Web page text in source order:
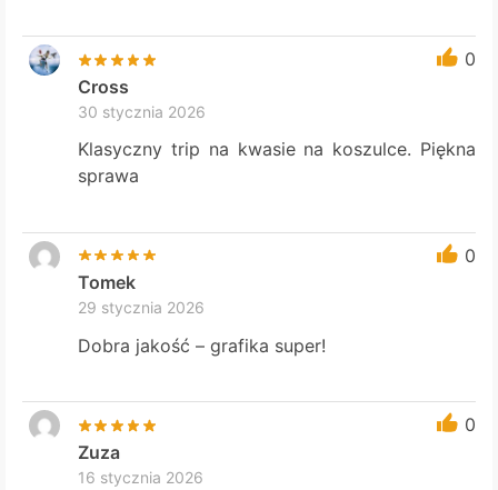
0
Cross
30 stycznia 2026
Klasyczny trip na kwasie na koszulce. Piękna
sprawa
0
Tomek
29 stycznia 2026
Dobra jakość – grafika super!
0
Zuza
16 stycznia 2026